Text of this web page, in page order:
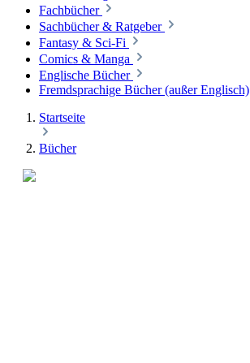
Fachbücher
Sachbücher & Ratgeber
Fantasy & Sci-Fi
Comics & Manga
Englische Bücher
Fremdsprachige Bücher (außer Englisch)
Startseite
Bücher